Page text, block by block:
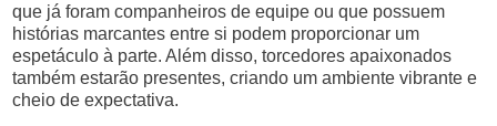
que já foram companheiros de equipe ou que possuem
histórias marcantes entre si podem proporcionar um
espetáculo à parte. Além disso, torcedores apaixonados
também estarão presentes, criando um ambiente vibrante e
cheio de expectativa.